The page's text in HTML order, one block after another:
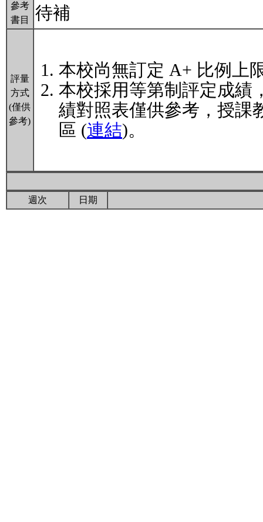
參考
書目
待補
評量
方式
(僅供
參考)
本校尚無訂定 A+ 比例上
本校採用等第制評定成績
績對照表僅供參考，授課
區 (連結)。
週次 日期